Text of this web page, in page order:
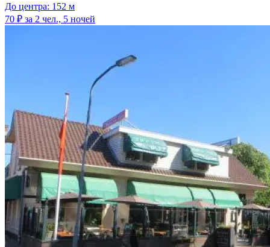
До центра: 152 м
70 ₽ за 2 чел., 5 ночей